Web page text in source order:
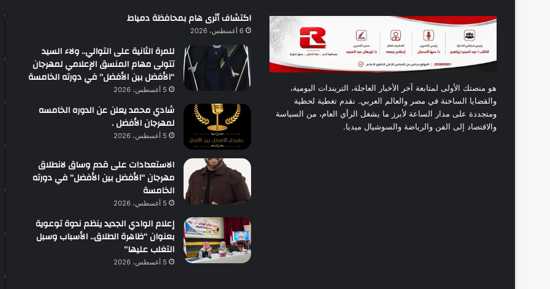
هو منصتك الأولى لمتابعة آخر الأخبار العاجلة، التريندات اليومية،
والقضايا الساخنة في مصر والعالم العربي. نقدم تغطية لحظية
ومتجددة على مدار الساعة لأبرز ما يشغل الرأي العام، من السياسة
والاقتصاد إلى الفن والرياضة والسوشيال ميديا.
اكتشاف أثرى هام بمحافظة دمياط
6 أغسطس، 2026
للمرة الثانية على التوالي.. ولاء السيد
تتولى مهام المنسق الإعلامي لمهرجان
“الأفضل بين الأفضل” في دورته الخامسة
5 أغسطس، 2026
شادي محمد يعلن عن الدوره الخامسه
لمهرجان الأفضل .
5 أغسطس، 2026
الاستعدادات على قدم وساق لانطلاق
مهرجان “الأفضل بين الأفضل” في دورته
الخامسة
5 أغسطس، 2026
إعلام الوادي الجديد ينظم ندوة توعوية
بعنوان “ظاهرة الطلاق.. الأسباب وسبل
التغلب عليها”
5 أغسطس، 2026